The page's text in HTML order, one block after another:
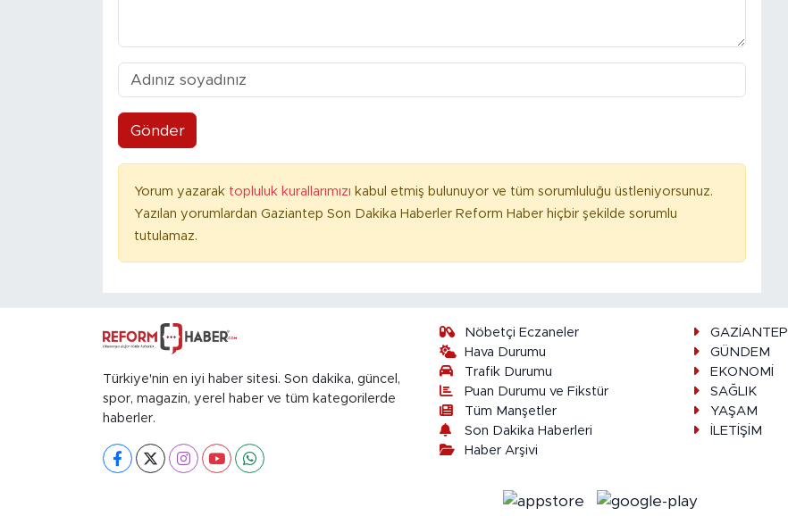
Gönder
Yorum yazarak topluluk kurallarımızı kabul etmiş bulunuyor ve tüm sorumluluğu üstleniyorsunuz.
Yazılan yorumlardan Gaziantep Son Dakika Haberler Reform Haber hiçbir şekilde sorumlu
tutulamaz.
Türkiye'nin en iyi haber sitesi. Son dakika, güncel,
spor, magazin, yerel haber ve tüm kategorilerde
haberler.
Nöbetçi Eczaneler
Hava Durumu
Trafik Durumu
Puan Durumu ve Fikstür
Tüm Manşetler
Son Dakika Haberleri
Haber Arşivi
GAZİANTEP
GÜNDEM
EKONOMİ
SAĞLIK
YAŞAM
İLETİŞİM